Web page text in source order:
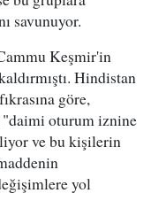
savunuyor.
Keşmir'in
Hindistan
göre,
"daimi oturum iznine
ve bu kişilerin
yol